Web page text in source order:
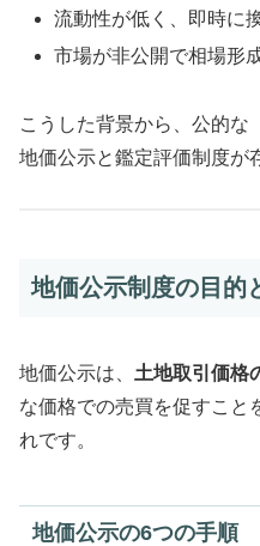
流動性が低く、即時に
市場が非公開で相場形
こうした背景から、公的な
地価公示と鑑定評価制度が
地価公示制度の目的
地価公示は、 土地取引価格
な価格での売買を促すこと
れです。
地価公示の6つの手順